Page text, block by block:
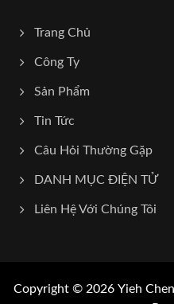
Trang Chủ
Công Ty
Sản Phẩm
Tin Tức
Câu Hỏi Thường Gặp
DANH MỤC ĐIỆN TỬ
Liên Hệ Với Chúng Tôi
Copyright © 2026 Yieh